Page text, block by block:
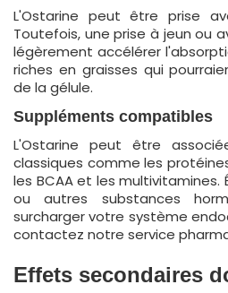
L'Ostarine peut être prise
Toutefois, une prise à jeun ou
légèrement accélérer
riches en graisses qui
de la gélule.
Suppléments compatibles
L'Ostarine peut être
classiques comme les
les BCAA et les multivitamines.
ou autres substances
surcharger votre système
contactez notre service
Effets secondaires